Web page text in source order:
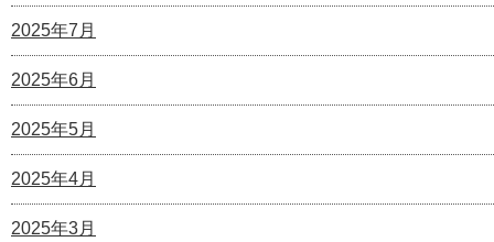
2025年7月
2025年6月
2025年5月
2025年4月
2025年3月